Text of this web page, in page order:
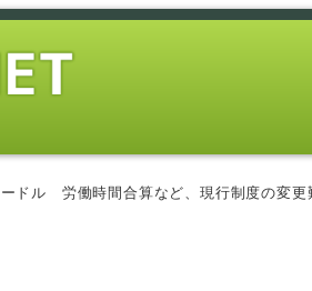
ドル 労働時間合算など、現行制度の変